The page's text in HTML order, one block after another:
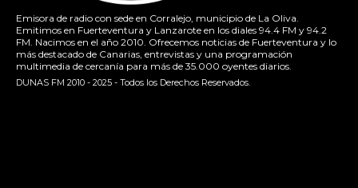
Emisora de radio con sede en Corralejo, municipio de La Oliva.
Emitimos en Fuerteventura y Lanzarote en los diales 94.4 FM y 94.2
FM. Nacimos en el año 2010. Ofrecemos noticias de Fuerteventura y lo
más destacado de Canarias, entrevistas y una programación
multimedia de cercanía para más de 35.000 oyentes diarios.
DUNAS FM 2010 - 2025 - Todos los Derechos Reservados.